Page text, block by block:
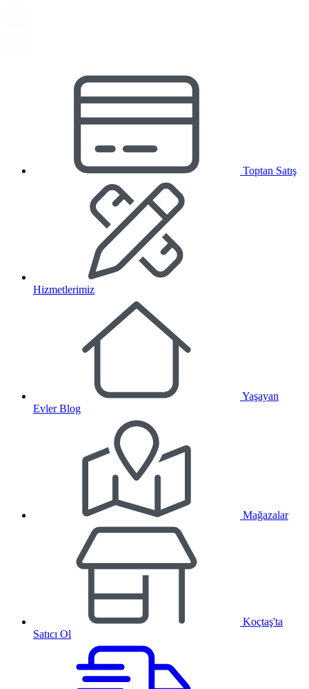
Toptan Satış
Hizmetlerimiz
Yaşayan
Evler Blog
Mağazalar
Koçtaş'ta
Satıcı Ol